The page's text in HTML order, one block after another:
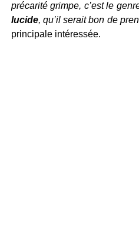
précarité grimpe, c’est le
lucide, qu’il serait bon de
principale intéressée.